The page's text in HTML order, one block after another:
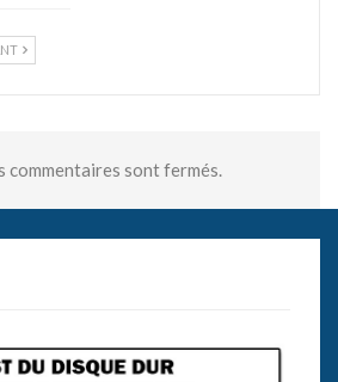
commentaires sont fermés.